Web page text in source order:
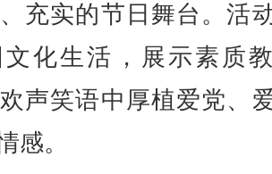
充实的节日舞台。活
化生活，展示素质
声笑语中厚植爱党、
感。